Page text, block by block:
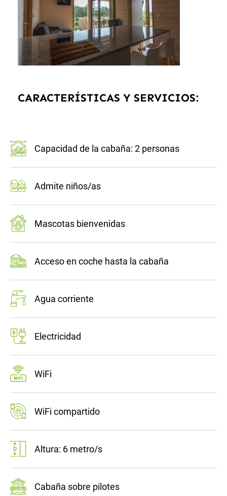
CARACTERÍSTICAS Y SERVICIOS:
Capacidad de la cabaña: 2 personas
Admite niños/as
Mascotas bienvenidas
Acceso en coche hasta la cabaña
Agua corriente
Electricidad
WiFi
WiFi compartido
Altura: 6 metro/s
Cabaña sobre pilotes